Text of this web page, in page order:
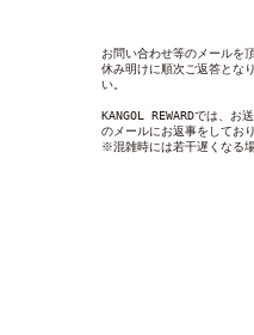
お問い合わせ等のメールを
休み明けに順次ご返答とな
い。
KANGOL REWARDでは、お
のメールにお返事をしており
※混雑時には若干遅くなる場